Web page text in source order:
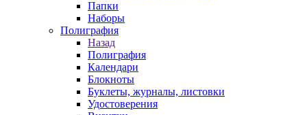
Папки
Наборы
Полиграфия
Назад
Полиграфия
Календари
Блокноты
Буклеты, журналы, листовки
Удостоверения